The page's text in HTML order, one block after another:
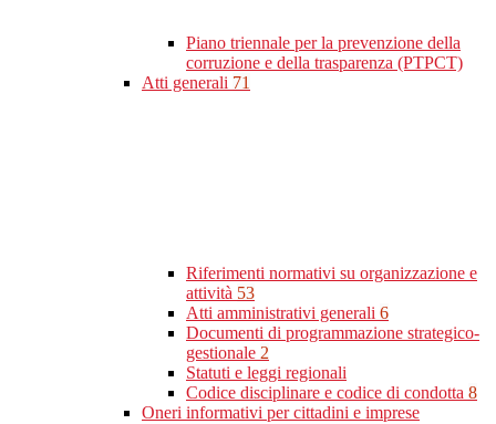
Piano triennale per la prevenzione della
corruzione e della trasparenza (PTPCT)
Atti generali 71
Riferimenti normativi su organizzazione e
attività 53
Atti amministrativi generali 6
Documenti di programmazione strategico-
gestionale 2
Statuti e leggi regionali
Codice disciplinare e codice di condotta 8
Oneri informativi per cittadini e imprese